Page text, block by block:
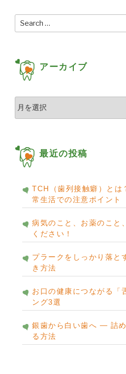
ン
Search
for:
アーカイブ
ア
ブ
最近の投稿
TCH（歯列接触癖）とは
常生活での注意ポイント
病気のこと、お薬のこと
ください！
プラークをしっかり落と
き方法
お口の健康につながる「
ング3選
銀歯から白い歯へ ― 詰
る方法